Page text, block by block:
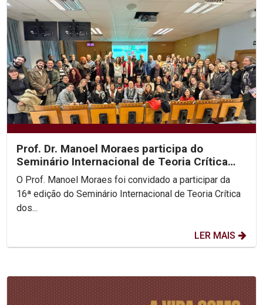
Prof. Dr. Manoel Moraes participa do
Seminário Internacional de Teoria Crítica
dos Direitos...
O Prof. Manoel Moraes foi convidado a participar da
16ª edição do Seminário Internacional de Teoria Crítica
dos...
LER MAIS